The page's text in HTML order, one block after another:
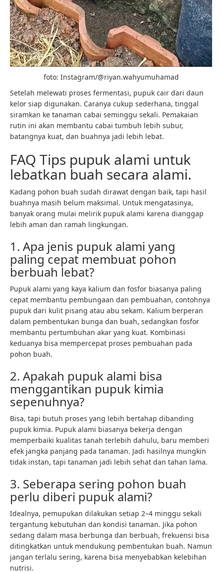
foto: Instagram/@riyan.wahyumuhamad
Setelah melewati proses fermentasi, pupuk cair dari daun
kelor siap digunakan. Caranya cukup sederhana, tinggal
siramkan ke tanaman cabai seminggu sekali. Pemakaian
rutin ini akan membantu cabai tumbuh lebih subur,
batangnya kuat, dan buahnya jadi lebih lebat.
FAQ Tips pupuk alami untuk
lebatkan buah secara alami.
Kadang pohon buah sudah dirawat dengan baik, tapi hasil
buahnya masih belum maksimal. Untuk mengatasinya,
banyak orang mulai melirik pupuk alami karena dianggap
lebih aman dan ramah lingkungan.
1. Apa jenis pupuk alami yang
paling cepat membuat pohon
berbuah lebat?
Pupuk alami yang kaya kalium dan fosfor biasanya paling
cepat membantu pembungaan dan pembuahan, contohnya
pupuk dari kulit pisang atau abu sekam. Kalium berperan
dalam pembentukan bunga dan buah, sedangkan fosfor
membantu pertumbuhan akar yang kuat. Kombinasi
keduanya bisa mempercepat proses pembuahan pada
pohon buah.
2. Apakah pupuk alami bisa
menggantikan pupuk kimia
sepenuhnya?
Bisa, tapi butuh proses yang lebih bertahap dibanding
pupuk kimia. Pupuk alami biasanya bekerja dengan
memperbaiki kualitas tanah terlebih dahulu, baru memberi
efek jangka panjang pada tanaman. Jadi hasilnya mungkin
tidak instan, tapi tanaman jadi lebih sehat dan tahan lama.
3. Seberapa sering pohon buah
perlu diberi pupuk alami?
Idealnya, pemupukan dilakukan setiap 2–4 minggu sekali
tergantung kebutuhan dan kondisi tanaman. Jika pohon
sedang dalam masa berbunga dan berbuah, frekuensi bisa
ditingkatkan untuk mendukung pembentukan buah. Namun
jangan terlalu sering, karena bisa menyebabkan kelebihan
nutrisi.